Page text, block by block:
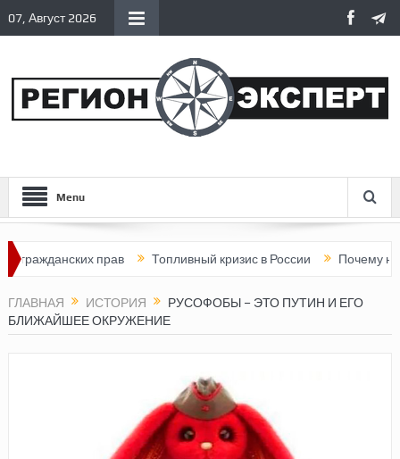
07, Август 2026
Menu
прав Топливный кризис в России Почему
ГЛАВНАЯ ИСТОРИЯ
РУСОФОБЫ – ЭТО ПУТИН И ЕГО
БЛИЖАЙШЕЕ ОКРУЖЕНИЕ